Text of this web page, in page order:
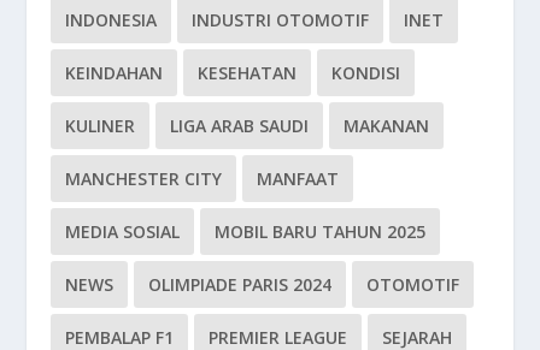
INDONESIA INDUSTRI OTOMOTIF INET
KEINDAHAN KESEHATAN KONDISI
KULINER LIGA ARAB SAUDI MAKANAN
MANCHESTER CITY MANFAAT
MEDIA SOSIAL MOBIL BARU TAHUN 2025
NEWS OLIMPIADE PARIS 2024 OTOMOTIF
PEMBALAP F1 PREMIER LEAGUE SEJARAH